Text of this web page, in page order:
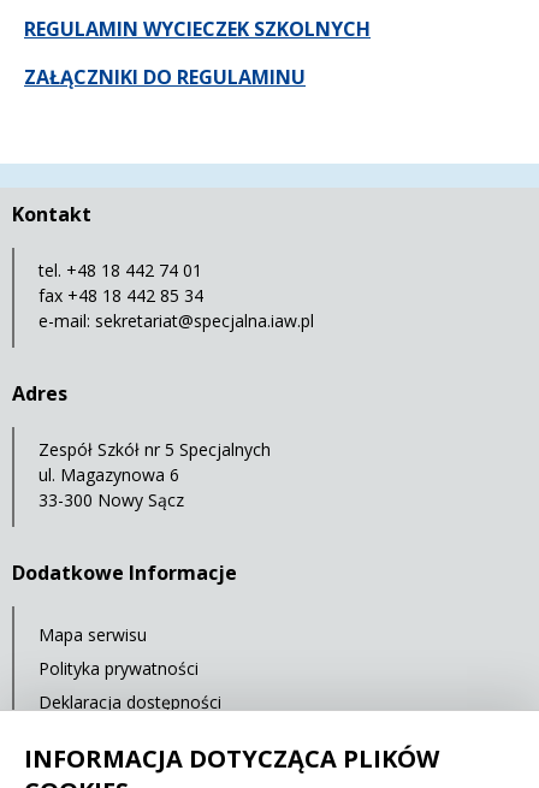
Treść
REGULAMIN WYCIECZEK SZKOLNYCH
ZAŁĄCZNIKI DO REGULAMINU
Kontakt
tel. +48 18 442 74 01
fax +48 18 442 85 34
e-mail: sekretariat@specjalna.iaw.pl
Adres
Zespół Szkół nr 5 Specjalnych
ul. Magazynowa 6
33-300 Nowy Sącz
Dodatkowe Informacje
Mapa serwisu
Polityka prywatności
Deklaracja dostępności
Cyberbezpieczeństwo
INFORMACJA DOTYCZĄCA PLIKÓW